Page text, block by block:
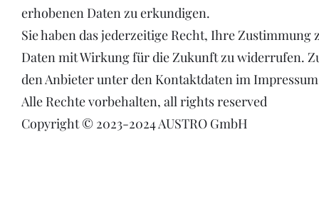
erhobenen Daten zu erkundigen.
Sie haben das jederzeitige Recht, Ihre
Daten mit Wirkung für die Zukunft zu widerrufen.
den Anbieter unter den Kontaktdaten im
Alle Rechte vorbehalten, all rights reserved
Copyright © 2023-2024 AUSTRO GmbH